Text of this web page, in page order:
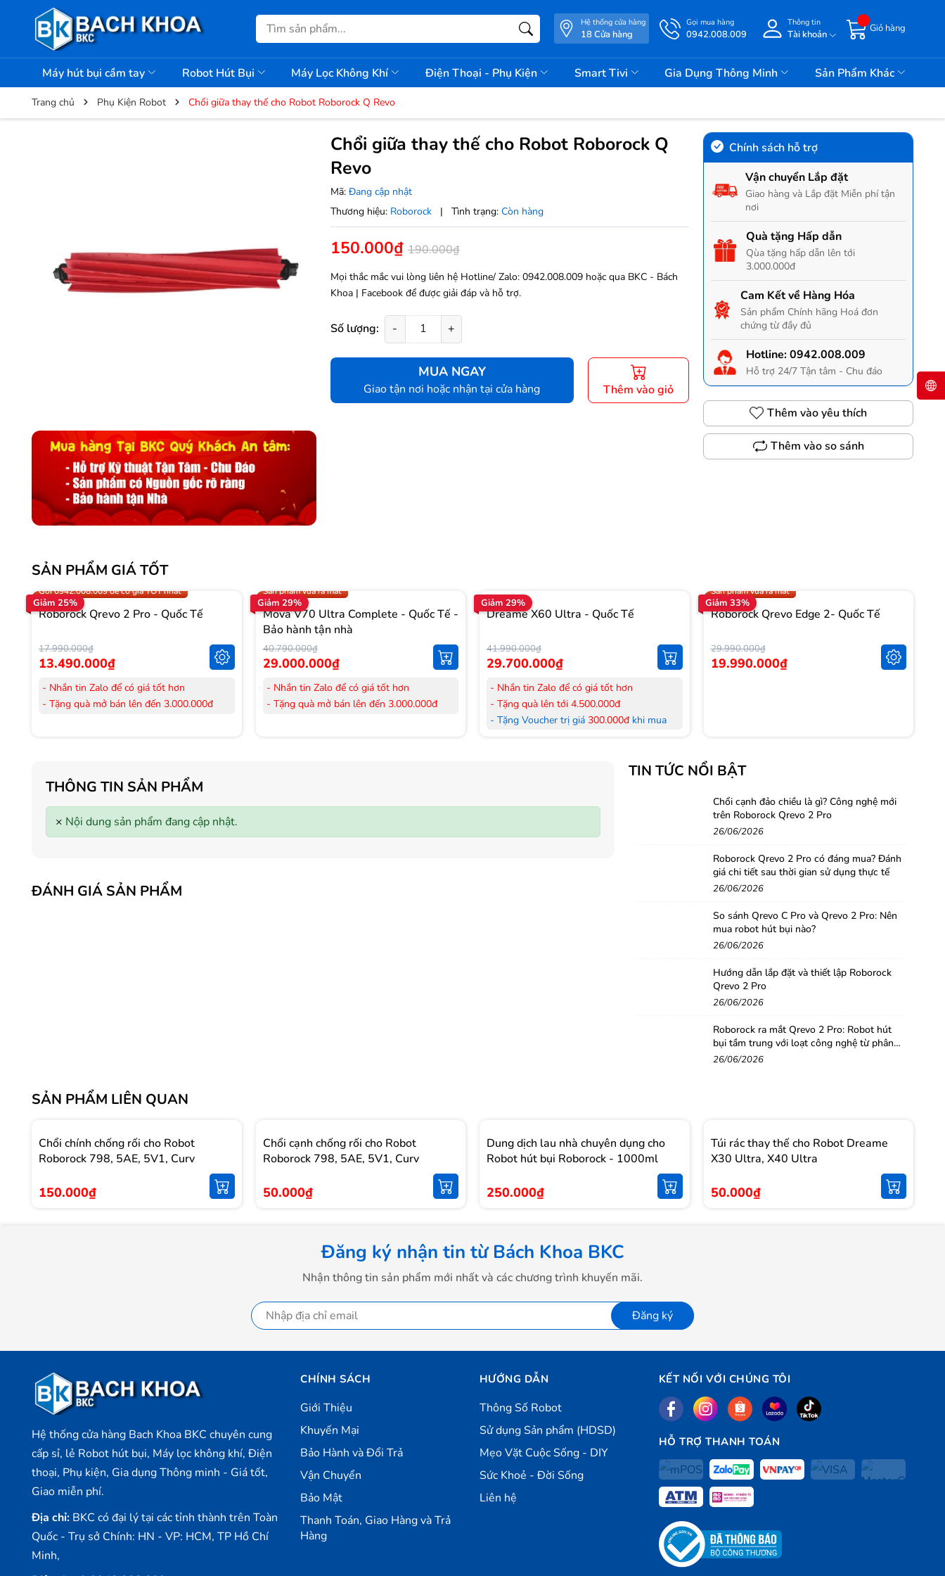
Hệ thống cửa hàng
18 Cửa hàng
Gọi mua hàng
0942.008.009
Thông tin
Tài khoản
Giỏ hàng
Máy hút bụi cầm tay Robot Hút Bụi Máy Lọc Không Khí Điện Thoại - Phụ Kiện Smart Tivi Gia Dụng Thông Minh Sản Phẩm Khác
Trang chủ Phụ Kiện Robot Chổi giữa thay thế cho Robot Roborock Q Revo
Chổi giữa thay thế cho Robot Roborock Q
Revo
Mã: Đang cập nhật
Thương hiệu: Roborock | Tình trạng: Còn hàng
150.000₫ 190.000₫
Mọi thắc mắc vui lòng liên hệ Hotline/ Zalo: 0942.008.009 hoặc qua BKC - Bách
Khoa | Facebookđể được giải đáp và hỗ trợ.
Số lượng: - +
MUA NGAY
Giao tận nơi hoặc nhận tại cửa hàng Thêm vào giỏ
Chính sách hỗ trợ
Vận chuyển Lắp đặt
Giao hàng và Lắp đặt Miễn phí tận
nơi
Quà tặng Hấp dẫn
Qùa tặng hấp dẫn lên tới
3.000.000đ
Cam Kết về Hàng Hóa
Sản phẩm Chính hãng Hoá đơn
chứng từ đầy đủ
Hotline:0942.008.009
Hỗ trợ 24/7 Tận tâm - Chu đáo
Thêm vào yêu thích
Thêm vào so sánh
SẢN PHẨM GIÁ TỐT
Giảm 25%
Trợ giá 300.000đ
Gọi 0942.008.009 để có giá TỐT nhất
Roborock Qrevo 2 Pro - Quốc Tế
17.990.000₫
13.490.000₫
- Nhắn tin Zalo để có giá tốt hơn
- Tặng quà mở bán lên đến 3.000.000đ
- Cam kết hàng mới 100%.
Hồ Chí Minh
- Vận chuyển Toàn Quốc.
Giảm 29%
Sản phẩm vừa ra mắt
Mova V70 Ultra Complete - Quốc Tế -
Bảo hành tận nhà
40.790.000₫
29.000.000₫
- Nhắn tin Zalo để có giá tốt hơn
- Tặng quà mở bán lên đến 3.000.000đ
Giảm 29%
Dreame X60 Ultra - Quốc Tế
41.990.000₫
29.700.000₫
- Nhắn tin Zalo để có giá tốt hơn
- Tặng quà lên tới 4.500.000đ
- Tặng Voucher trị giá 300.000đkhi mua
Giảm 33%
Sản phẩm vừa ra mắt
Roborock Qrevo Edge 2- Quốc Tế
29.990.000₫
19.990.000₫
THÔNG TIN SẢN PHẨM
× Nội dung sản phẩm đang cập nhật.
ĐÁNH GIÁ SẢN PHẨM
TIN TỨC NỔI BẬT
Chổi cạnh đảo chiều là gì? Công nghệ mới
trên Roborock Qrevo 2 Pro
26/06/2026
Roborock Qrevo 2 Pro có đáng mua? Đánh
giá chi tiết sau thời gian sử dụng thực tế
26/06/2026
So sánh Qrevo C Pro và Qrevo 2 Pro: Nên
mua robot hút bụi nào?
26/06/2026
Hướng dẫn lắp đặt và thiết lập Roborock
Qrevo 2 Pro
26/06/2026
Roborock ra mắt Qrevo 2 Pro: Robot hút
bụi tầm trung với loạt công nghệ từ phân
khúc cao cấp
26/06/2026
SẢN PHẨM LIÊN QUAN
Chổi chính chống rối cho Robot
Roborock 798, 5AE, 5V1, Curv
150.000₫
Chổi cạnh chống rối cho Robot
Roborock 798, 5AE, 5V1, Curv
50.000₫
Dung dịch lau nhà chuyên dụng cho
Robot hút bụi Roborock - 1000ml
250.000₫
Túi rác thay thế cho Robot Dreame
X30 Ultra, X40 Ultra
50.000₫
Đăng ký nhận tin từ Bách Khoa BKC
Nhận thông tin sản phẩm mới nhất và các chương trình khuyến mãi.
Đăng ký
Hệ thống cửa hàng Bach Khoa BKC chuyên cung
cấp sỉ, lẻ Robot hút bụi, Máy lọc không khí, Điện
thoại, Phụ kiện, Gia dụng Thông minh - Giá tốt,
Giao miễn phí.
Địa chỉ: BKC có đại lý tại các tỉnh thành trên Toàn
Quốc - Trụ sở Chính: HN - VP: HCM, TP Hồ Chí
Minh,
CHÍNH SÁCH
Giới Thiệu
Khuyến Mại
Bảo Hành và Đổi Trả
Vận Chuyển
Bảo Mật
Thanh Toán, Giao Hàng và Trả
Hàng
HƯỚNG DẪN
Thông Số Robot
Sử dụng Sản phẩm (HDSD)
Mẹo Vặt Cuộc Sống - DIY
Sức Khoẻ - Đời Sống
Liên hệ
KẾT NỐI VỚI CHÚNG TÔI
HỖ TRỢ THANH TOÁN